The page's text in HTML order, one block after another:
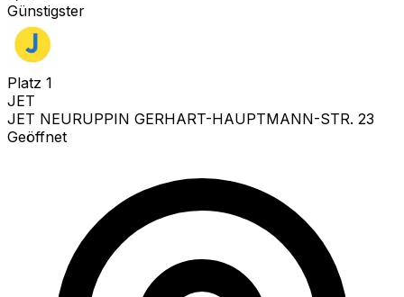
Günstigster
Platz 1
JET
JET NEURUPPIN GERHART-HAUPTMANN-STR. 23
Geöffnet